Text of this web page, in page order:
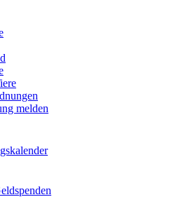
melden